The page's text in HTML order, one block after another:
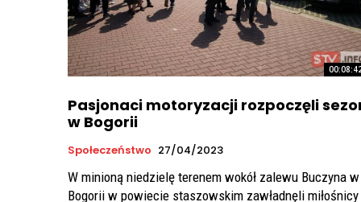
Pasjonaci motoryzacji rozpoczęli
w Bogorii
Społeczeństwo 27/04/2023
W minioną niedzielę terenem wokół zalewu Buczyna w
Bogorii w powiecie staszowskim zawładnęli miłośnicy